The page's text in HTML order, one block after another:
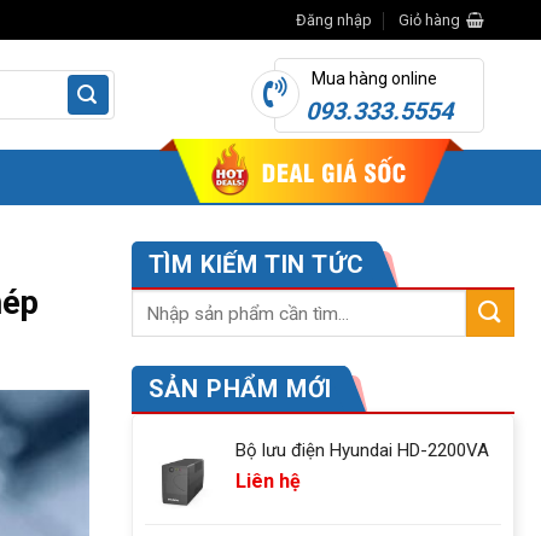
Đăng nhập Giỏ hàng
Mua hàng online
093.333.5554
TÌM KIẾM TIN TỨC
SẢN PHẨM MỚI
Bộ lưu điện Hyundai HD-2200VA
Liên hệ